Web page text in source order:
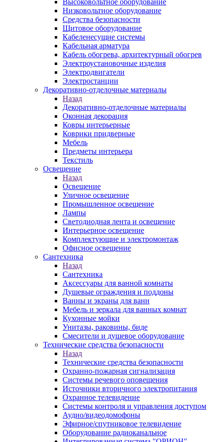
Высоковольтное оборудование
Низковольтное оборудование
Средства безопасности
Щитовое оборудование
Кабеленесущие системы
Кабельная арматура
Кабель обогрева, архитектурный обогрев
Электроустановочные изделия
Электродвигатели
Электростанции
Декоративно-отделочные материалы
Назад
Декоративно-отделочные материалы
Оконная декорация
Ковры интерьерные
Коврики придверные
Мебель
Предметы интерьера
Текстиль
Освещение
Назад
Освещение
Уличное освещение
Промышленное освещение
Лампы
Светодиодная лента и освещение
Интерьерное освещение
Комплектующие и электромонтаж
Офисное освещение
Сантехника
Назад
Сантехника
Аксессуары для ванной комнаты
Душевые ограждения и поддоны
Ванны и экраны для ванн
Мебель и зеркала для ванных комнат
Кухонные мойки
Унитазы, раковины, биде
Смесители и душевое оборудование
Технические средства безопасности
Назад
Технические средства безопасности
Охранно-пожарная сигнализация
Системы речевого оповещения
Источники вторичного электропитания
Охранное телевидение
Системы контроля и управления доступом
Аудио/видеодомофоны
Эфирное/спутниковое телевидение
Оборудование радиоканальное